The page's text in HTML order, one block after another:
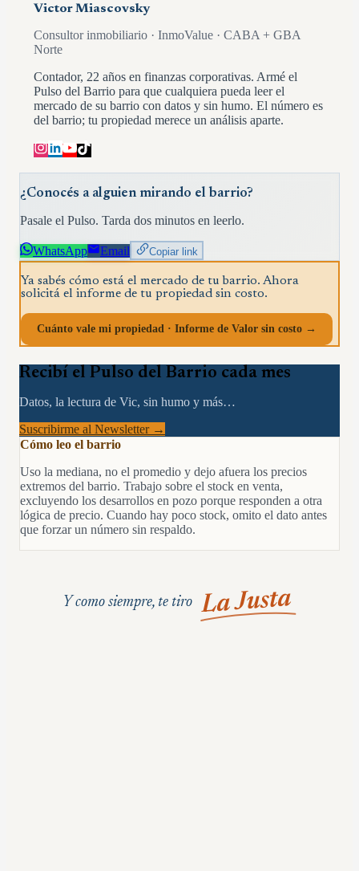
Victor Miascovsky
Consultor inmobiliario · InmoValue · CABA + GBA
Norte
Contador, 22 años en finanzas corporativas. Armé el
Pulso del Barrio para que cualquiera pueda leer el
mercado de su barrio con datos y sin humo. El número es
del barrio; tu propiedad merece un análisis aparte.
¿Conocés a alguien mirando el barrio?
Pasale el Pulso. Tarda dos minutos en leerlo.
WhatsApp Email Copiar link
Ya sabés cómo está el mercado de tu barrio. Ahora
solicitá el informe de tu propiedad sin costo.
Cuánto vale mi propiedad · Informe de Valor sin costo →
Recibí el Pulso del Barrio cada mes
Datos, la lectura de Vic, sin humo y más…
Suscribirme al Newsletter →
Cómo leo el barrio
Uso la mediana, no el promedio y dejo afuera los precios
extremos del barrio. Trabajo sobre el stock en venta,
excluyendo los desarrollos en pozo porque responden a otra
lógica de precio. Cuando hay poco stock, omito el dato antes
que forzar un número sin respaldo.
Y como siempre, te tiro La Justa